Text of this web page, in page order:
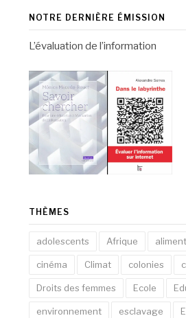
NOTRE DERNIÈRE ÉMISSION
L’évaluation de l’information
THÈMES
adolescents Afrique
cinéma Climat colonies
Droits des femmes Ecole
environnement esclavage